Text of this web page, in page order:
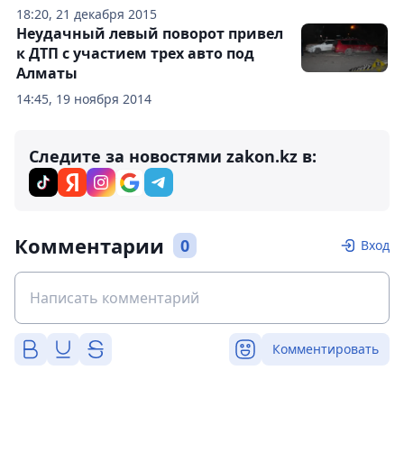
18:20, 21 декабря 2015
14:45, 19 ноября 2014
Неудачный левый поворот привел
к ДТП с участием трех авто под
Алматы
Следите за новостями zakon.kz в:
Комментарии 0 Вход
Комментировать